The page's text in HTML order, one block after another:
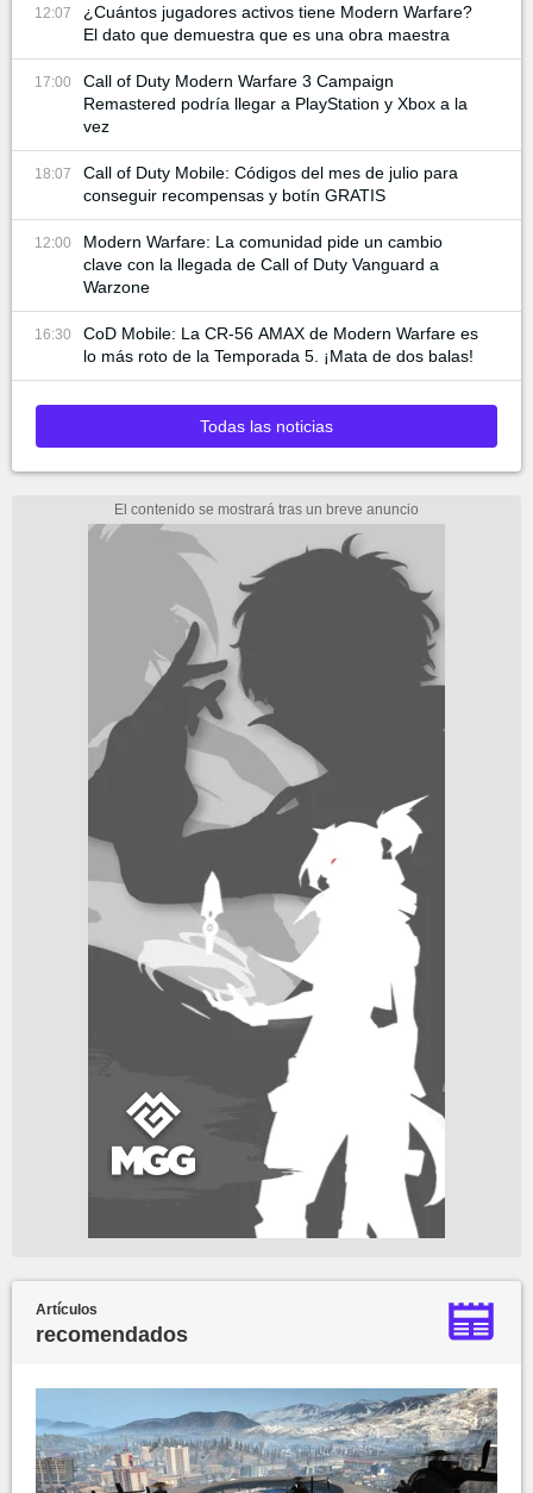
12:07
¿Cuántos jugadores activos tiene Modern Warfare?
El dato que demuestra que es una obra maestra
17:00
Call of Duty Modern Warfare 3 Campaign
Remastered podría llegar a PlayStation y Xbox a la
vez
18:07
Call of Duty Mobile: Códigos del mes de julio para
conseguir recompensas y botín GRATIS
12:00
Modern Warfare: La comunidad pide un cambio
clave con la llegada de Call of Duty Vanguard a
Warzone
16:30
CoD Mobile: La CR-56 AMAX de Modern Warfare es
lo más roto de la Temporada 5. ¡Mata de dos balas!
Todas las noticias
Artículos
recomendados